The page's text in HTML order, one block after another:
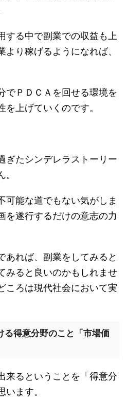
する中で副業での収益も上
り稼げるようになれば、
でＰＤＣＡを回せる環境を
上げていくのです。
ぎたシンデレラストーリー
可能な道でもない気がしま
を遂行するだけの意志の力
あれば、副業をしてみると
みると良いのかもしれませ
ころは現代社会において実
る得意分野のこと「市場価
来るということを「得意分
ます。